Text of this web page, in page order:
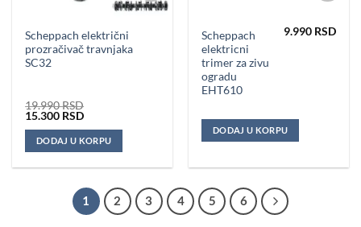
Dodaj u
Scheppach električni
prozračivač travnjaka
SC32
19.990RSD
Originalna
bila:
19.990 RSD.
15.300 RSDTrenutna
je:
15.300 RSD.
DODAJ U KORPU
Scheppach
elektricni
trimer za zivu
ogradu
EHT610
9.990 RSD
DODAJ U KORPU
1 2 3 4 5 6